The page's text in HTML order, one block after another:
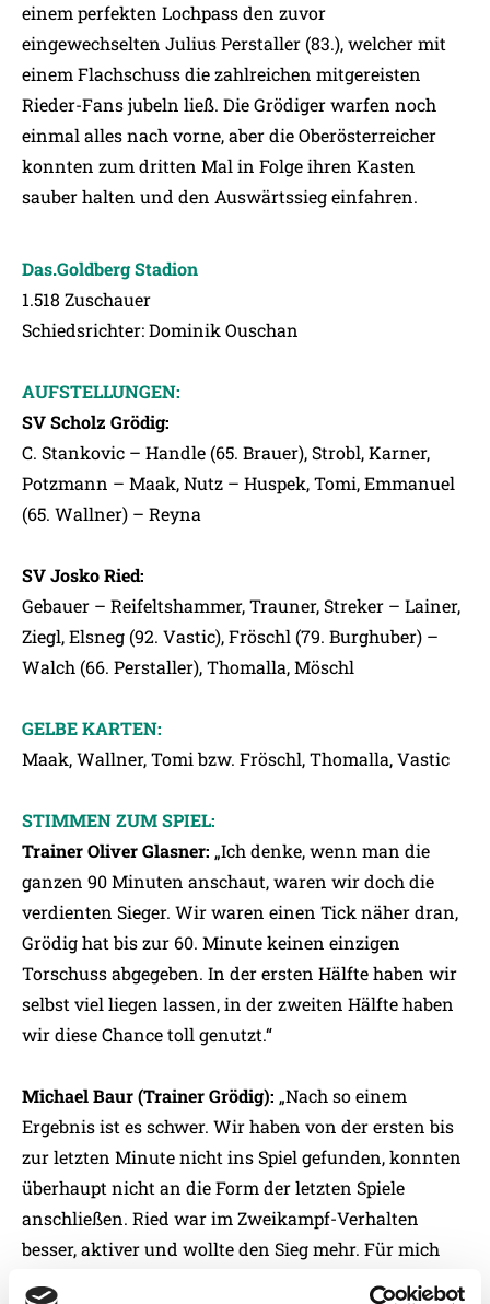
einem perfekten Lochpass den zuvor
eingewechselten Julius Perstaller (83.), welcher mit
einem Flachschuss die zahlreichen mitgereisten
Rieder-Fans jubeln ließ. Die Grödiger warfen noch
einmal alles nach vorne, aber die Oberösterreicher
konnten zum dritten Mal in Folge ihren Kasten
sauber halten und den Auswärtssieg einfahren.
Das.Goldberg Stadion
1.518 Zuschauer
Schiedsrichter: Dominik Ouschan
AUFSTELLUNGEN:
SV Scholz Grödig:
C. Stankovic – Handle (65. Brauer), Strobl, Karner,
Potzmann – Maak, Nutz – Huspek, Tomi, Emmanuel
(65. Wallner) – Reyna
SV Josko Ried:
Gebauer – Reifeltshammer, Trauner, Streker – Lainer,
Ziegl, Elsneg (92. Vastic), Fröschl (79. Burghuber) –
Walch (66. Perstaller), Thomalla, Möschl
GELBE KARTEN:
Maak, Wallner, Tomi bzw. Fröschl, Thomalla, Vastic
STIMMEN ZUM SPIEL:
Trainer Oliver Glasner: „Ich denke, wenn man die
ganzen 90 Minuten anschaut, waren wir doch die
verdienten Sieger. Wir waren einen Tick näher dran,
Grödig hat bis zur 60. Minute keinen einzigen
Torschuss abgegeben. In der ersten Hälfte haben wir
selbst viel liegen lassen, in der zweiten Hälfte haben
wir diese Chance toll genutzt.“
Michael Baur (Trainer Grödig): „Nach so einem
Ergebnis ist es schwer. Wir haben von der ersten bis
zur letzten Minute nicht ins Spiel gefunden, konnten
überhaupt nicht an die Form der letzten Spiele
anschließen. Ried war im Zweikampf-Verhalten
besser, aktiver und wollte den Sieg mehr. Für mich